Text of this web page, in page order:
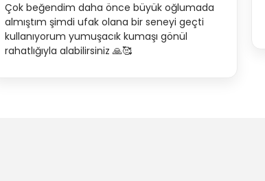
Çok beğendim daha önce büyük oğlumada
almıştım şimdi ufak olana bir seneyi geçti
kullanıyorum yumuşacık kumaşı gönül
rahatlığıyla alabilirsiniz 🙏🥰